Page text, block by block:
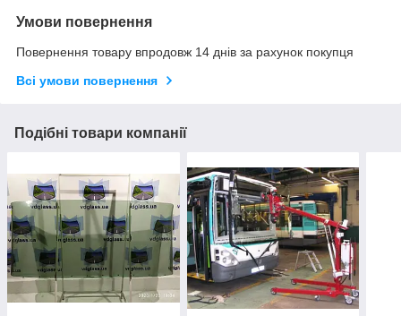
Умови повернення
Повернення товару впродовж 14 днів за рахунок покупця
Всі умови повернення
Подібні товари компанії